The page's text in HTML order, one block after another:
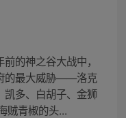
的神之谷大战中，
的最大威胁——洛克
凯多、白胡子、金狮
贼青椒的头...